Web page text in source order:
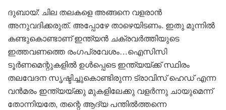
ദുബായ്: ചില തലകളെ അങ്ങനെ വളരാൻ
അനുവദിക്കരുത്. അപ്പോഴേ താഴെയിടണം. ഇതു മുന്നിൽ
കണ്ടുകൊണ്ടാണ് ഇന്ത്യൻ ചക്രവർത്തിയുടെ
ഇത്തവണത്തെ രം​ഗപ്രവേശം…ഐസിസി
ടൂർണമെന്റുകളിൽ ഉൾപ്പെടെ ഇന്ത്യയ്‌ക്ക് സ്ഥിരം
തലവേദന സൃഷ്ടിച്ചുകൊണ്ടിരുന്ന ട്രാവിസ് ഹെഡ് എന്ന
വൻമരം ഇന്ത്യയ്ക്കു മുകളിലേക്കു വളർന്നു ചായുമെന്ന്
തോന്നിയതേ, തന്റെ ആദ്യ പന്തിൽത്തന്നെ